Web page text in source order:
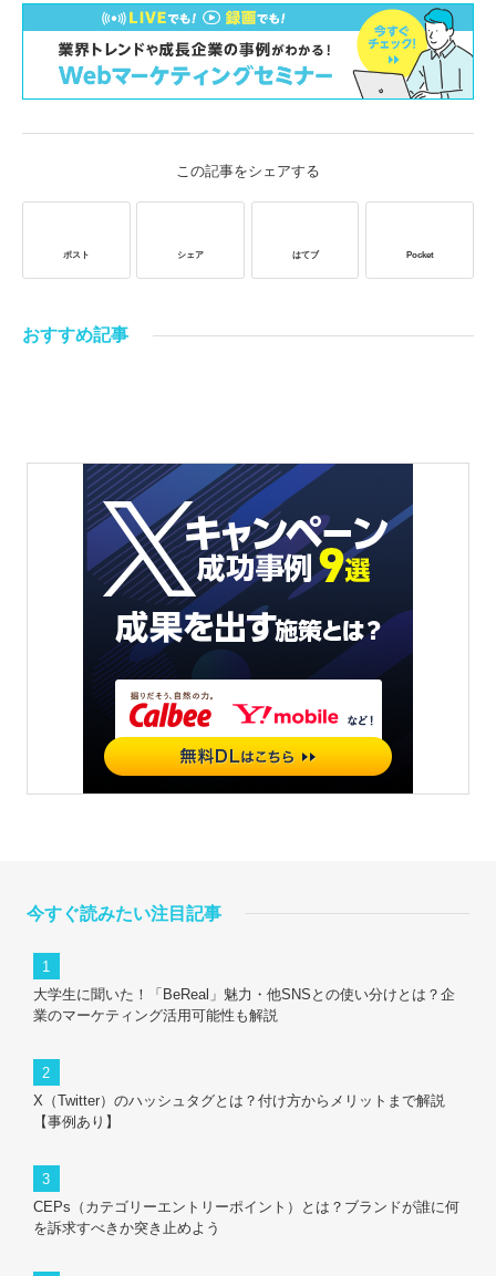
この記事をシェアする
ポスト シェア はてブ Pocket
おすすめ記事
今すぐ読みたい注目記事
大学生に聞いた！「BeReal」魅力・他SNSとの使い分けとは？企
業のマーケティング活用可能性も解説
X（Twitter）のハッシュタグとは？付け方からメリットまで解説
【事例あり】
CEPs（カテゴリーエントリーポイント）とは？ブランドが誰に何
を訴求すべきか突き止めよう